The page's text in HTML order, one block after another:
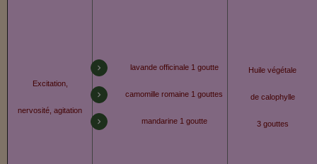
Excitation,
nervosité, agitation
lavande officinale 1 goutte
camomille romaine 1 gouttes
mandarine 1 goutte
Huile végétale
de calophylle
3 gouttes